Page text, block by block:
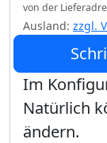
von der
Ausland: zzgl.
Im
Natürlich
ändern.